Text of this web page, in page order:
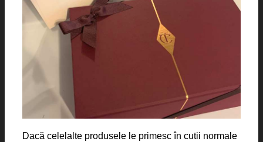
Dacă celelalte produsele le primesc în cutii normale